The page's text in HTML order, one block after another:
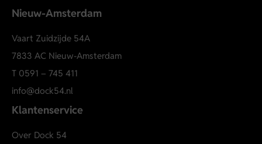
Nieuw-Amsterdam
Vaart Zuidzijde 54A
7833 AC Nieuw-Amsterdam
T 0591 – 745 411
info@dock54.nl
Klantenservice
Over Dock 54